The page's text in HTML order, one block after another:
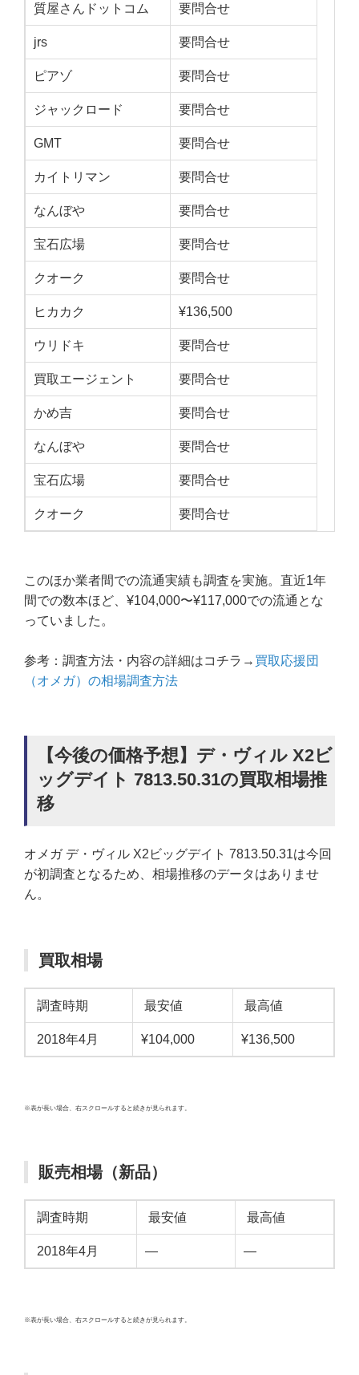
質屋さんドットコム 要問合せ
jrs 要問合せ
ピアゾ 要問合せ
ジャックロード 要問合せ
GMT 要問合せ
カイトリマン 要問合せ
なんぼや 要問合せ
宝石広場 要問合せ
クオーク 要問合せ
ヒカカク ¥136,500
ウリドキ 要問合せ
買取エージェント 要問合せ
かめ吉 要問合せ
なんぼや 要問合せ
宝石広場 要問合せ
クオーク 要問合せ
このほか業者間での流通実績も調査を実施。直近1年
間での数本ほど、¥104,000〜¥117,000での流通とな
っていました。
参考：調査方法・内容の詳細はコチラ→ 買取応援団
（オメガ）の相場調査方法
【今後の価格予想】デ・ヴィル X2ビ
ッグデイト 7813.50.31の買取相場推
移
オメガ デ・ヴィル X2ビッグデイト 7813.50.31は今回
が初調査となるため、相場推移のデータはありませ
ん。
買取相場
調査時期 最安値 最高値
2018年4月 ¥104,000 ¥136,500
※表が長い場合、右スクロールすると続きが見られます。
販売相場（新品）
調査時期 最安値 最高値
2018年4月 — —
※表が長い場合、右スクロールすると続きが見られます。